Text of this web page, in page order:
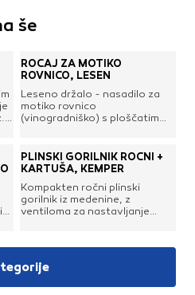
še
ROČAJ ZA MOTIKO
ROVNICO, LESEN
Leseno držalo - nasadilo za
motiko rovnico
(vinogradniško) s ploščatim
oblikovano, izdelano iz
bukovega lesa.Dolžina: 112
cmPremer na debelejšem
koncu: 60 / 33 mm
PLINSKI GORILNIK ROČNI +
KARTUŠA, KEMPER
Kompakten ročni plinski
gorilnik iz medenine, z
ventiloma za nastavljanje
segrevanja materialov ali
odstranjevanja barv. Kartuša
vsebuje visoko zmogljivo